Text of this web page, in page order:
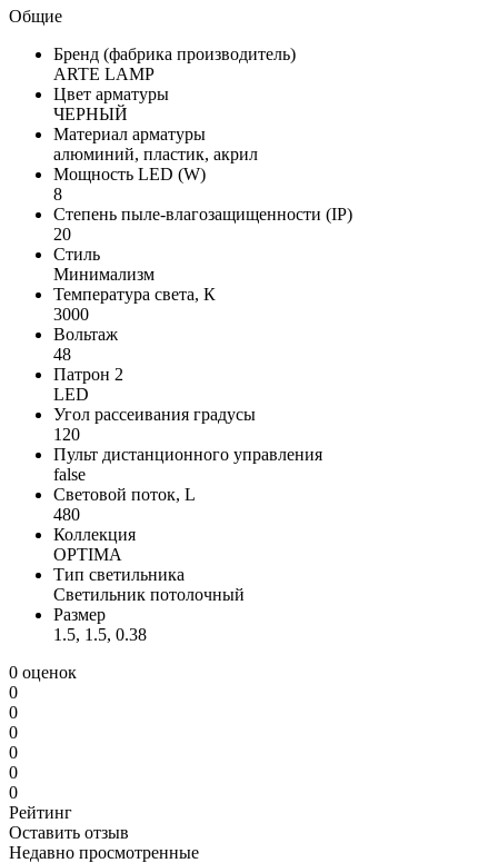
Общие
Бренд (фабрика производитель)
ARTE LAMP
Цвет арматуры
ЧЕРНЫЙ
Материал арматуры
алюминий, пластик, акрил
Мощность LED (W)
8
Степень пыле-влагозащищенности (IP)
20
Стиль
Минимализм
Температура света, К
3000
Вольтаж
48
Патрон 2
LED
Угол рассеивания градусы
120
Пульт дистанционного управления
false
Световой поток, L
480
Коллекция
OPTIMA
Тип светильника
Светильник потолочный
Размер
1.5, 1.5, 0.38
0 оценок
0
0
0
0
0
0
Рейтинг
Оставить отзыв
Недавно просмотренные